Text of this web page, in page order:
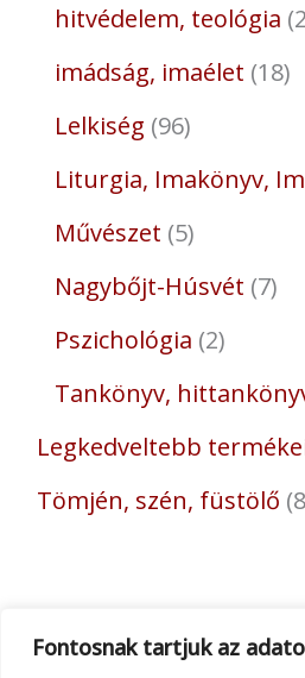
Fontosnak tartjuk az
hitvédelem, teológia
imádság, imaélet 18
Lelkiség 96
Liturgia, Imakönyv,
Művészet 5
Nagybőjt-Húsvét 7
Pszichológia 2
Tankönyv,
Legkedveltebb
Tömjén, szén, füstölő 8